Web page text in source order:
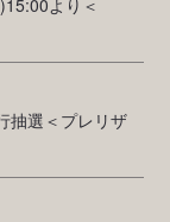
より＜
抽選＜プレリザ